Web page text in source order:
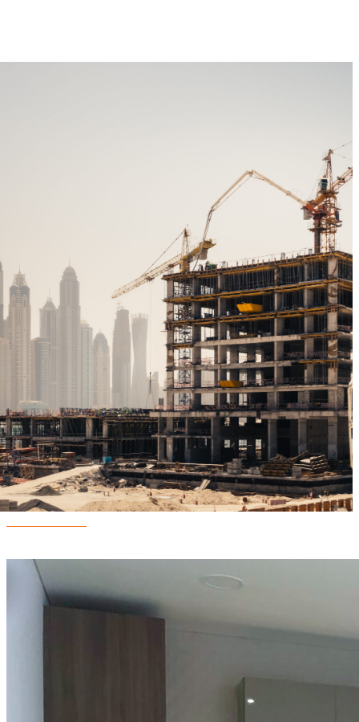
El departamento de proyectos de Milestone garantiza la gestión
profesional de sus proyectos arquitectónicos, desde la planificación
y la gestión de producción hasta la logística y la instalación. Una vez
que se completa el proyecto, hay un contacto disponible para
atender sus necesidades.
COLOMBIA
CENTRO AMÉRICA Y EL CARIBE
C O L O M B I A